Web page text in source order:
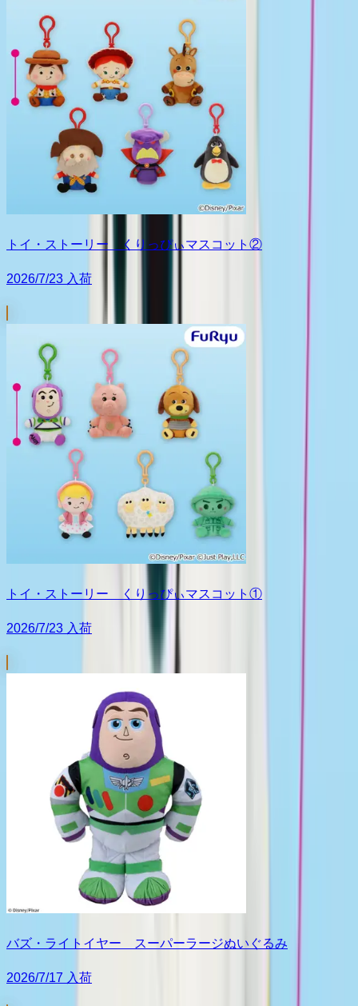
トイ・ストーリー くりっぴぃマスコット②
2026/7/23 入荷
トイ・ストーリー くりっぴぃマスコット①
2026/7/23 入荷
バズ・ライトイヤー スーパーラージぬいぐるみ
2026/7/17 入荷